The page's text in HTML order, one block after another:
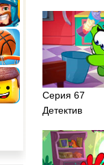
Серия 67
Детектив